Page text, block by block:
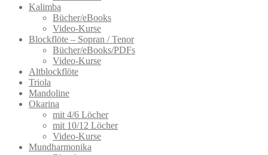
Kalimba
Bücher/eBooks
Video-Kurse
Blockflöte – Sopran / Tenor
Bücher/eBooks/PDFs
Video-Kurse
Altblockflöte
Triola
Mandoline
Okarina
mit 4/6 Löcher
mit 10/12 Löcher
Video-Kurse
Mundharmonika